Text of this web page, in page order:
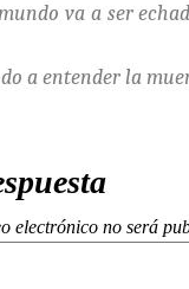
va a ser
a entender la
electrónico no será